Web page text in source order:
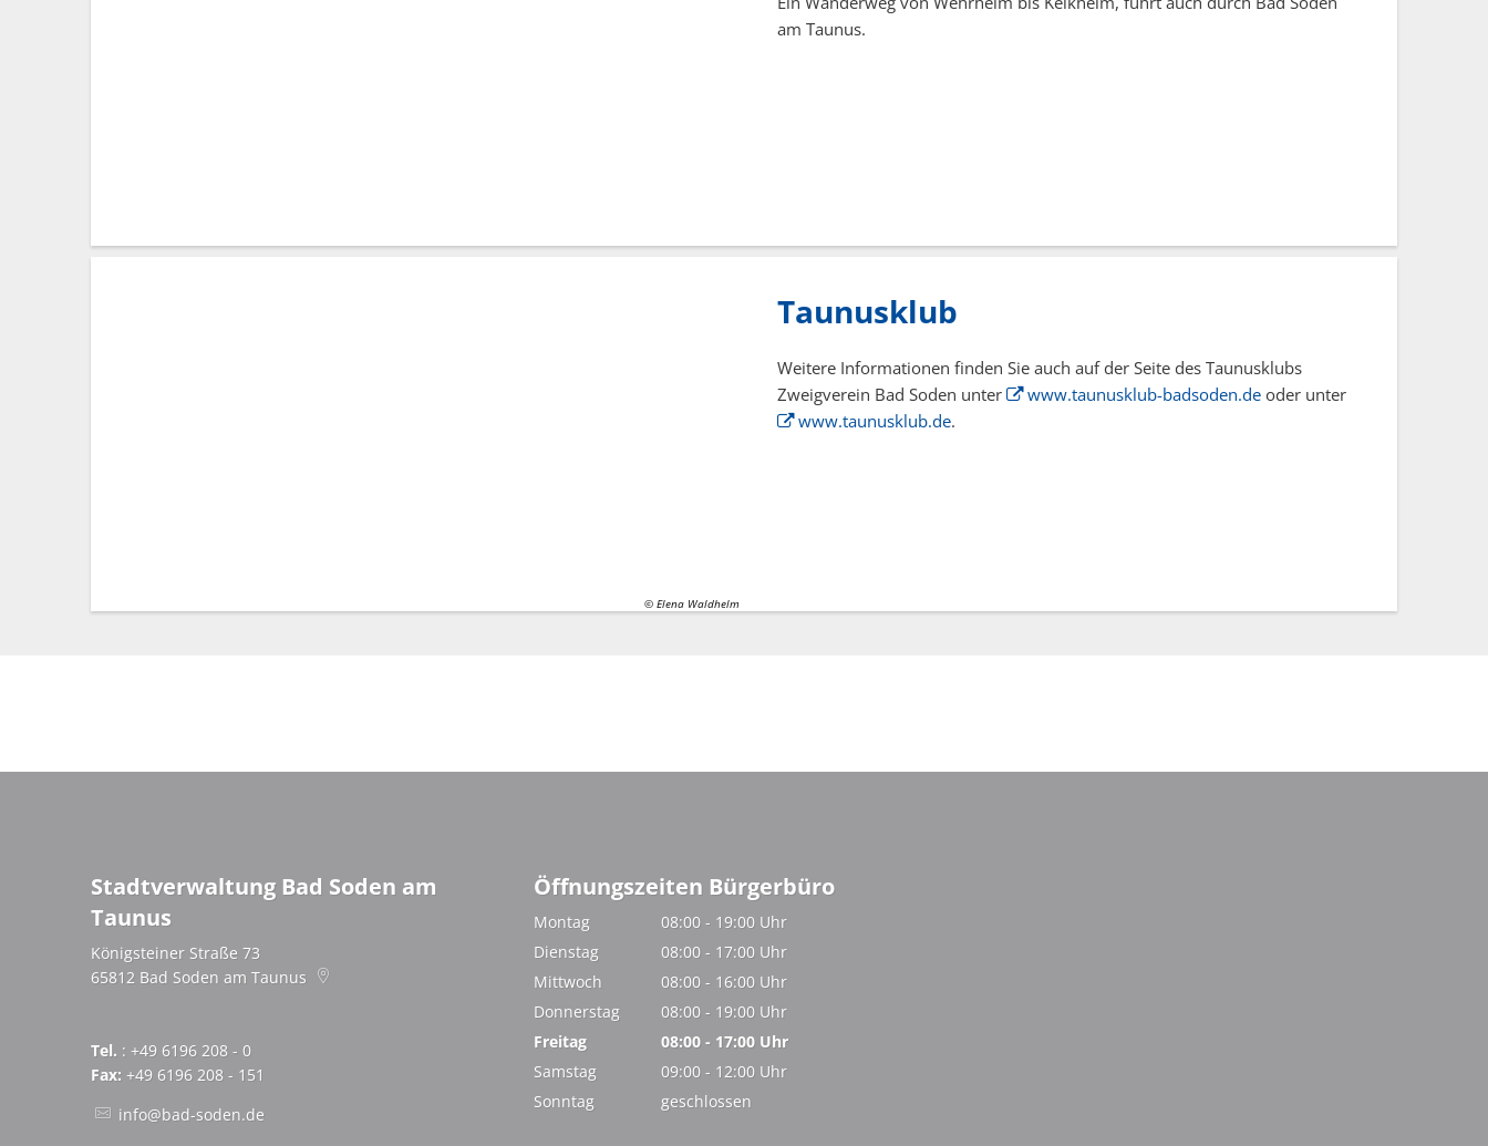
am Taunus.
© Elena Waldhelm
Taunusklub
Weitere Informationen finden Sie auch auf der Seite des Taunusklubs
Zweigverein Bad Soden unter
www.taunusklub-badsoden.deoder unter
www.taunusklub.de.
Stadtverwaltung Bad Soden am
Taunus
Königsteiner Straße 73
65812 Bad Soden am Taunus
Tel. : +49 6196 208 - 0
Fax: +49 6196 208 - 151
info@bad-soden.de
Öffnungszeiten Bürgerbüro
Montag 08:00 - 19:00 Uhr
Von 08:00 bis 19:00 Uhr
Dienstag 08:00 - 17:00 Uhr
Von 08:00 bis 17:00 Uhr
Mittwoch 08:00 - 16:00 Uhr
Von 08:00 bis 16:00 Uhr
Donnerstag 08:00 - 19:00 Uhr
Von 08:00 bis 19:00 Uhr
Freitag 08:00 - 17:00 Uhr
Von 08:00 bis 17:00 Uhr
Samstag 09:00 - 12:00 Uhr
Von 09:00 bis 12:00 Uhr
Sonntag geschlossen